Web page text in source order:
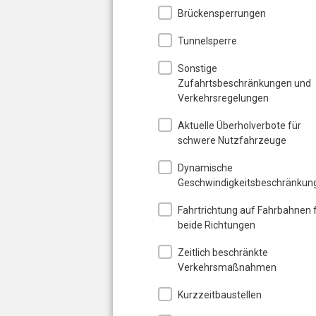
Brückensperrungen
Tunnelsperre
Sonstige
Zufahrtsbeschränkungen und
Verkehrsregelungen
Aktuelle Überholverbote für
schwere Nutzfahrzeuge
Dynamische
Fahrtrichtung auf Fahrbahnen
beide Richtungen
Zeitlich beschränkte
Verkehrsmaßnahmen
Kurzzeitbaustellen